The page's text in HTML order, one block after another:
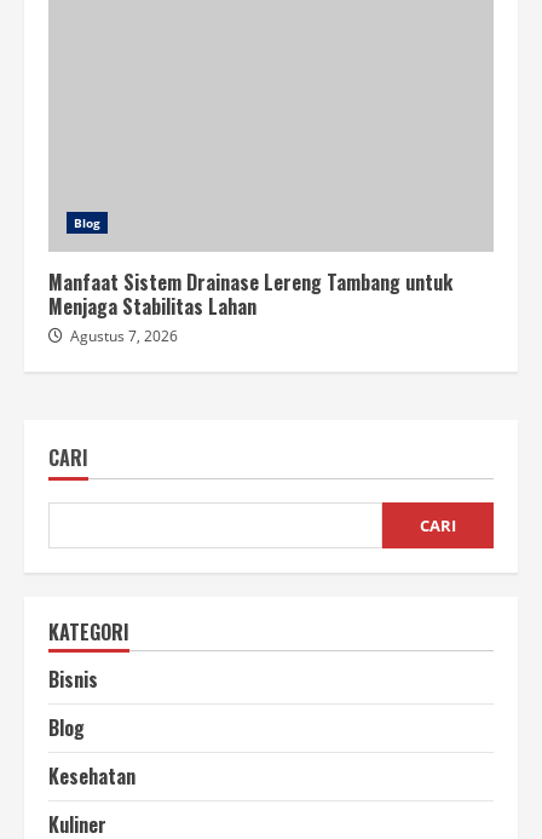
Blog
Manfaat Sistem Drainase Lereng Tambang untuk
Menjaga Stabilitas Lahan
Agustus 7, 2026
CARI
CARI
KATEGORI
Bisnis
Blog
Kesehatan
Kuliner